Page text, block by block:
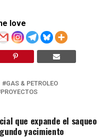
love
GAS & PETROLEO
PROYECTOS
que expande el saqueo
yacimiento